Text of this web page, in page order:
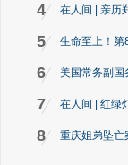
4 在人间 | 亲历
5 生命至上！第
6 美国常务副国
7 在人间 | 红绿
8 重庆姐弟坠亡